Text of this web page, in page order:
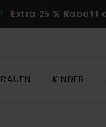
Extra 25 % Rabatt
KINDER